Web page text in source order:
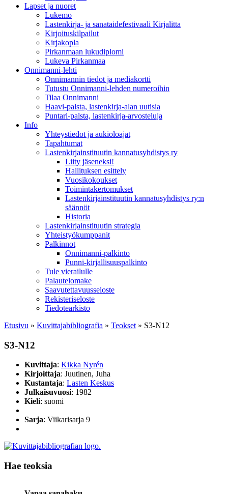
Lapset ja nuoret
Lukemo
Lastenkirja- ja sanataidefestivaali Kirjalitta
Kirjoituskilpailut
Kirjakopla
Pirkanmaan lukudiplomi
Lukeva Pirkanmaa
Onnimanni-lehti
Onnimannin tiedot ja mediakortti
Tutustu Onnimanni-lehden numeroihin
Tilaa Onnimanni
Haavi-palsta, lastenkirja-alan uutisia
Puntari-palsta, lastenkirja-arvosteluja
Info
Yhteystiedot ja aukioloajat
Tapahtumat
Lastenkirjainstituutin kannatusyhdistys ry
Liity jäseneksi!
Hallituksen esittely
Vuosikokoukset
Toimintakertomukset
Lastenkirjainstituutin kannatusyhdistys ry:n
säännöt
Historia
Lastenkirjainstituutin strategia
Yhteistyökumppanit
Palkinnot
Onnimanni-palkinto
Punni-kirjallisuuspalkinto
Tule vierailulle
Palautelomake
Saavutettavuusseloste
Rekisteriseloste
Tiedotearkisto
Etusivu » Kuvittaja­bibliografia » Teokset » S3-N12
S3-N12
Kuvittaja: Kikka Nyrén
Kirjoittaja: Juutinen, Juha
Kustantaja: Lasten Keskus
Julkaisuvuosi: 1982
Kieli: suomi
Sarja: Viikarisarja 9
Hae teoksia